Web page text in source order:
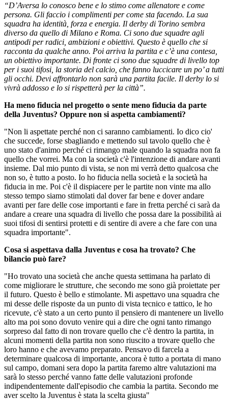
“D’Aversa lo conosco bene e lo stimo come allenatore e come
persona. Gli faccio i complimenti per come sta facendo. La sua
squadra ha identità, forza e energia. Il derby di Torino sembra
diverso da quello di Milano e Roma. Ci sono due squadre agli
antipodi per radici, ambizioni e obiettivi. Questo è quello che si
racconta da qualche anno. Poi arriva la partita e c’è una contesa,
un obiettivo importante. Di fronte ci sono due squadre di livello top
per i suoi tifosi, la storia del calcio, che fanno luccicare un po’ a tutti
gli occhi. Devi affrontarlo non sarà una partita facile. Il derby lo si
vivrà addosso e lo si rispetterà per la città”.
Ha meno fiducia nel progetto o sente meno fiducia da parte
della Juventus? Oppure non si aspetta cambiamenti?
"Non li aspettate perché non ci saranno cambiamenti. Io dico cio'
che succede, forse sbagliando e mettendo sul tavolo quello che è
uno stato d'animo perché ci rimango male quando la squadra non fa
quello che vorrei. Ma con la società c'è l'intenzione di andare avanti
insieme. Dal mio punto di vista, se non mi verrà detto qualcosa che
non so, è tutto a posto. Io ho fiducia nella società e la società ha
fiducia in me. Poi c'è il dispiacere per le partite non vinte ma allo
stesso tempo siamo stimolati dal dover far bene e dover andare
avanti per fare delle cose importanti e fare in fretta perché ci sarà da
andare a creare una squadra di livello che possa dare la possibilità ai
suoi tifosi di sentirsi protetti e di sentire di avere a che fare con una
squadra importante".
Cosa si aspettava dalla Juventus e cosa ha trovato? Che
bilancio può fare?
"Ho trovato una società che anche questa settimana ha parlato di
come migliorare le strutture, che secondo me sono già proiettate per
il futuro. Questo è bello e stimolante. Mi aspettavo una squadra che
mi desse delle risposte da un punto di vista tecnico e tattico, le ho
ricevute, c'è stato a un certo punto il pensiero di mantenere un livello
alto ma poi sono dovuto venire qui a dire che ogni tanto rimango
sorpreso dal fatto di non trovare quello che c'è dentro la partita, in
alcuni momenti della partita non sono riuscito a trovare quello che
loro hanno e che avevamo preparato. Pensavo di farcela a
determinare qualcosa di importante, ancora è tutto a portata di mano
sul campo, domani sera dopo la partita faremo altre valutazioni ma
sarà lo stesso perché vanno fatte delle valutazioni profonde
indipendentemente dall'episodio che cambia la partita. Secondo me
aver scelto la Juventus è stata la scelta giusta"